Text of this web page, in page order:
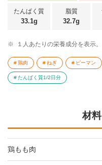
たんぱく質
33.1g
脂質
32.7g
※ １人あたりの栄養成分を表示。
鶏肉 ねぎ ピーマン
たんぱく質1/2日分
材料
鶏もも肉